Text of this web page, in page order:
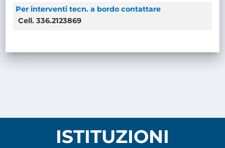
Per interventi tecn. a bordo contattare
Cell. 336.2123869
ISTITUZIONI